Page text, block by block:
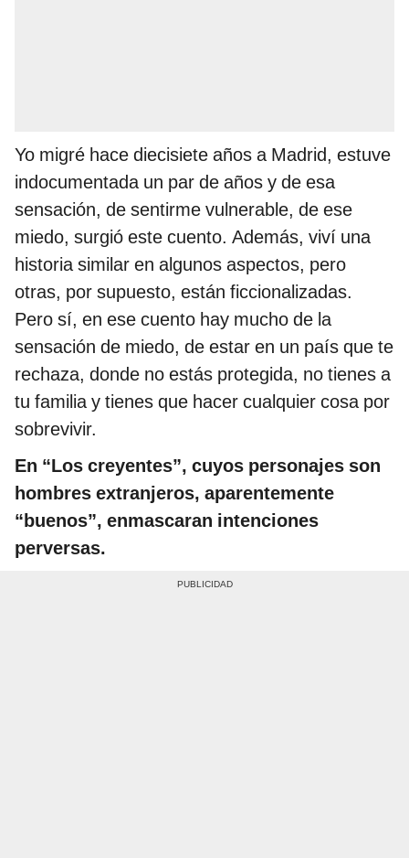
Yo migré hace diecisiete años a Madrid, estuve
indocumentada un par de años y de esa
sensación, de sentirme vulnerable, de ese
miedo, surgió este cuento. Además, viví una
historia similar en algunos aspectos, pero
otras, por supuesto, están ficcionalizadas.
Pero sí, en ese cuento hay mucho de la
sensación de miedo, de estar en un país que te
rechaza, donde no estás protegida, no tienes a
tu familia y tienes que hacer cualquier cosa por
sobrevivir.
En “Los creyentes”, cuyos personajes son
hombres extranjeros, aparentemente
“buenos”, enmascaran intenciones
perversas.